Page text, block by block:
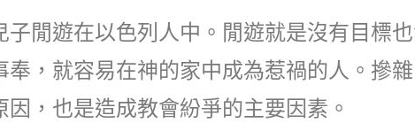
閒遊在以色列人中。閒遊就是沒有目標
，就容易在神的家中成為惹禍的人。摻
，也是造成教會紛爭的主要因素。